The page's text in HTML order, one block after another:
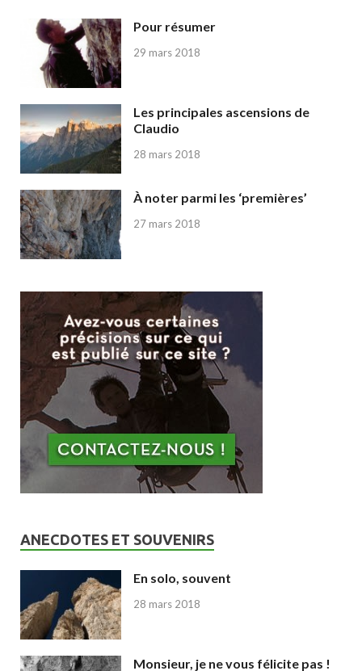
Pour résumer
29 mars 2018
Les principales ascensions de
Claudio
28 mars 2018
À noter parmi les ‘premières’
27 mars 2018
ANECDOTES ET SOUVENIRS
En solo, souvent
28 mars 2018
Monsieur, je ne vous félicite pas !